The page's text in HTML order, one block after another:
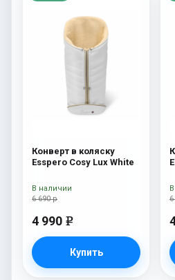
Конверт в коляску
Esspero Cosy Lux White
6 690 р
4 990 e
Купить
В наличии
6